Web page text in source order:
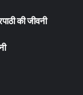
की जीवनी